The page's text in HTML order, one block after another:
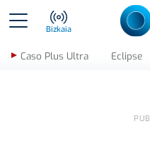
Bizkaia
Caso Plus Ultra Eclipse